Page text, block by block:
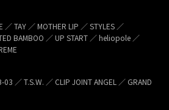
／ TAY ／ MOTHER LIP ／ STYLES ／
BAMBOO ／ UP START ／ heliopole ／
／ T.S.W. ／ CLIP JOINT ANGEL ／ GRAND